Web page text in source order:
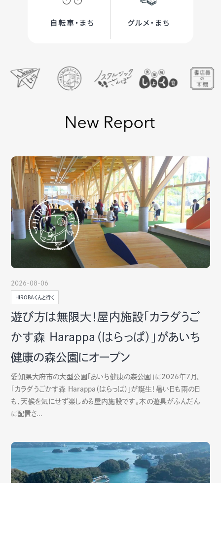
2026-08-06
HIROBAくんと行く
遊び方は無限大！屋内施設「カラダうご
かす森 Harappa（はらっぱ）」があいち
健康の森公園にオープン
愛知県大府市の大型公園「あいち健康の森公園」に2026年7月、
「カラダうごかす森 Harappa（はらっぱ）」が誕生！暑い日も雨の日
も、天候を気にせず楽しめる屋内施設です。木の遊具がふんだん
に配置さ...